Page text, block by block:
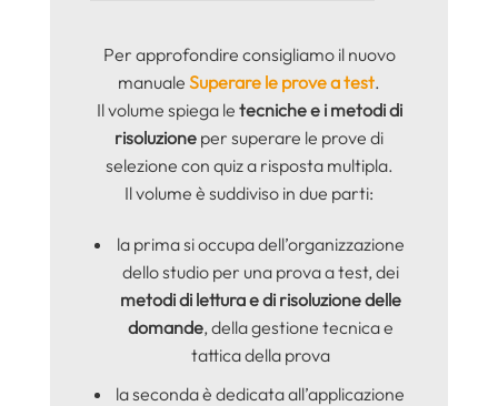
Per approfondire consigliamo il nuovo
manuale Superare le prove atest.
Il volume spiega le tecniche e i metodi di
risoluzione per superare le prove di
selezione con quiz a risposta multipla.
Il volume è suddiviso in due parti:
la prima si occupa dell’organizzazione
dello studio per una prova a test, dei
metodi di lettura e di risoluzione delle
domande, della gestione tecnica e
tattica della prova
la seconda è dedicata all’applicazione